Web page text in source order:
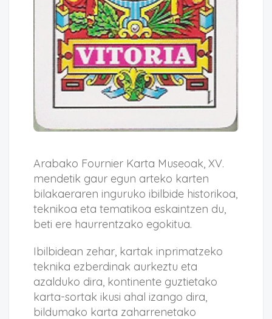
Arabako Fournier Karta Museoak, XV.
mendetik gaur egun arteko karten
bilakaeraren inguruko ibilbide historikoa,
teknikoa eta tematikoa eskaintzen du,
beti ere haurrentzako egokitua.
Ibilbidean zehar, kartak inprimatzeko
teknika ezberdinak aurkeztu eta
azalduko dira, kontinente guztietako
karta-sortak ikusi ahal izango dira,
bildumako karta zaharrenetako